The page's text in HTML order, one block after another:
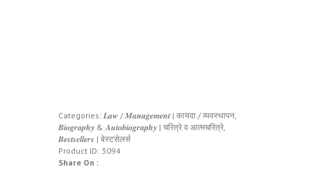
Categories: 𝑳𝒂𝒘 / 𝑴𝒂𝒏𝒂𝒈𝒆𝒎𝒆𝒏𝒕 | कायदा / व्यवस्थापन,
𝑩𝒊𝒐𝒈𝒓𝒂𝒑𝒉𝒚 & 𝑨𝒖𝒕𝒐𝒃𝒊𝒐𝒈𝒓𝒂𝒑𝒉𝒚 | चरित्रे व आत्मचरित्रे,
𝑩𝒆𝒔𝒕𝒔𝒆𝒍𝒍𝒆𝒓𝒔 | बेस्टसेलर्स
Product ID: 3094
Share On :